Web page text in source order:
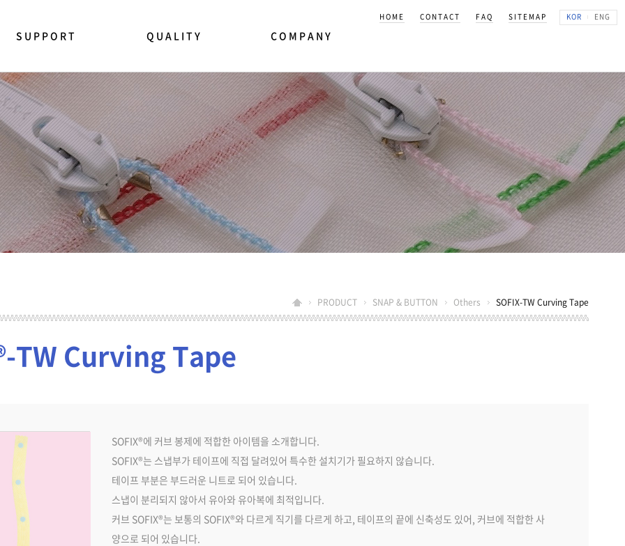
HOME CONTACT FAQ SITEMAP KOR ENG
SUPPORT
NEWS CENTER
모사품 주의
지퍼사용상 주의
지퍼테스트 방법
제품문의 상담
영업사원 방문요청
FAQ
QUALITY
품질관리
법규 및 규제
COMPANY
YKK소개
This is YKK KOREA
연혁
경영이념
CEO인사말
지속가능성
사회공헌
찾아오시는 길PRODUCT SNAP & BUTTON Others SOFIX-TW Curving Tape
TW Curving Tape
SOFIX®에 커브 봉제에 적합한 아이템을 소개합니다.
SOFIX®는 스냅부가 테이프에 직접 달려있어 특수한 설치기가 필요하지 않습니다.
테이프 부분은 부드러운 니트로 되어 있습니다.
스냅이 분리되지 않아서 유아와 유아복에 최적입니다.
커브 SOFIX®는 보통의 SOFIX®와 다르게 직기를 다르게 하고, 테이프의 끝에 신축성도 있어, 커브에 적합한 사
양으로 되어 있습니다.